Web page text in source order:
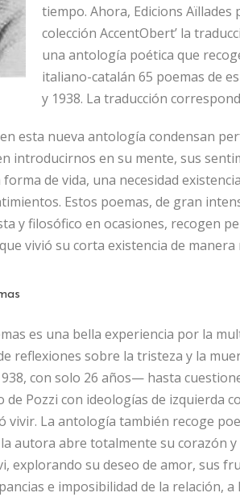
tiempo. Ahora, Edicions Aïllades
colección AccentObert’ la
una antología poética que
italiano-catalán 65 poemas de
y 1938. La traducción
esta nueva antología condensan
introducirnos en su mente, sus
de vida, una necesidad
Estos poemas, de gran
y filosófico en ocasiones, recogen
vivió su corta existencia de manera
es una bella experiencia por la
reflexiones sobre la tristeza y la
con solo 26 años— hasta
Pozzi con ideologías de izquierda
vivir. La antología también recoge
autora abre totalmente su corazón
explorando su deseo de amor, sus
e imposibilidad de la relación,